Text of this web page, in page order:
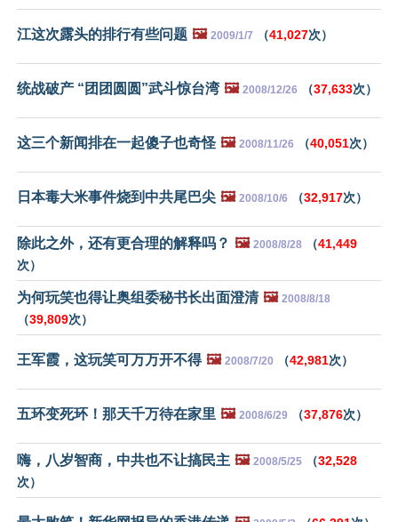
江这次露头的排行有些问题 🖼️ 2009/1/7 （41,027次）
统战破产 “团团圆圆”武斗惊台湾 🖼️ 2008/12/26 （37,633次）
这三个新闻排在一起傻子也奇怪 🖼️ 2008/11/26 （40,051次）
日本毒大米事件烧到中共尾巴尖 🖼️ 2008/10/6 （32,917次）
除此之外，还有更合理的解释吗？ 🖼️ 2008/8/28 （41,449
次）
为何玩笑也得让奥组委秘书长出面澄清 🖼️ 2008/8/18
（39,809次）
王军霞，这玩笑可万万开不得 🖼️ 2008/7/20 （42,981次）
五环变死环！那天千万待在家里 🖼️ 2008/6/29 （37,876次）
嗨，八岁智商，中共也不让搞民主 🖼️ 2008/5/25 （32,528
次）